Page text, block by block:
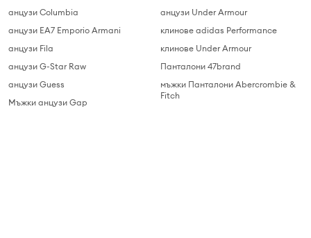
анцузи Columbia
анцузи EA7 Emporio Armani
анцузи Fila
анцузи G-Star Raw
анцузи Guess
Мъжки анцузи Gap
анцузи Under Armour
клинове adidas Performance
клинове Under Armour
Панталони 47brand
мъжки Панталони Abercrombie &
Fitch